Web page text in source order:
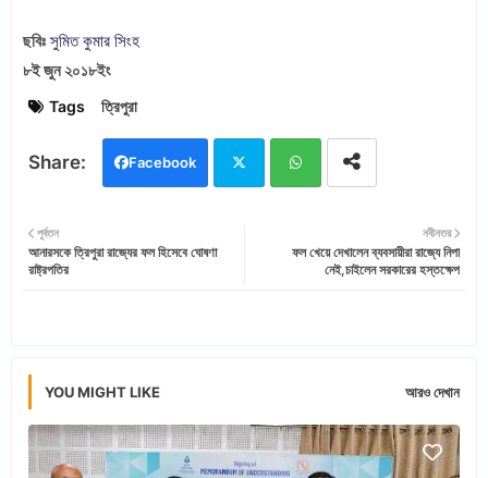
ছবিঃ সুমিত কুমার সিংহ
৮ই জুন ২০১৮ইং
Tags ত্রিপুরা
Facebook
ats
নবীনতর
ফল খেয়ে দেখালেন ব্যবসায়ীরা রাজ্যে নিপা
নেই,চাইলেন সরকারের হস্তক্ষেপ
পূর্বতন
আনারসকে ত্রিপুরা রাজ্যের ফল হিসেবে ঘোষণা
রাষ্ট্রপতির
YOU MIGHT LIKE আরও দেখান